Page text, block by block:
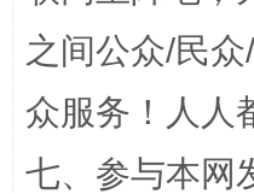
招工难、用工荒
之间公众/民
众服务！人人
七、参与本网